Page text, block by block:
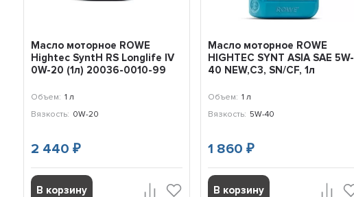
Масло моторное ROWE
Hightec SyntH RS Longlife IV
0W-20 (1л) 20036-0010-99
Объем: 1 л
Вязкость: 0W-20
2 440₽
В корзину
Масло моторное ROWE
HIGHTEC SYNT ASIA SAE 5W-
40 NEW,C3, SN/CF, 1л
Объем: 1 л
Вязкость: 5W-40
1 860₽
В корзину